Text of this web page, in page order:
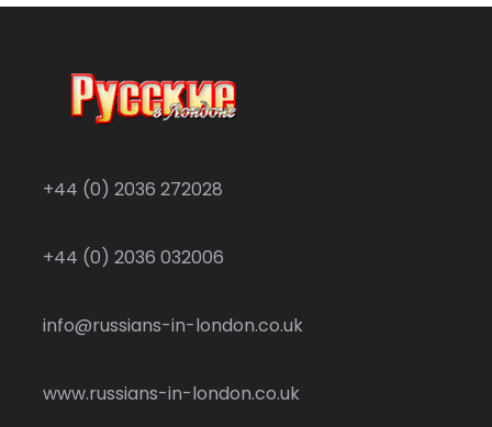
+44 (0) 2036 272028
+44 (0) 2036 032006
info@russians-in-london.co.uk
www.russians-in-london.co.uk